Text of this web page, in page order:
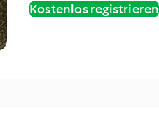
Kostenlos registrieren